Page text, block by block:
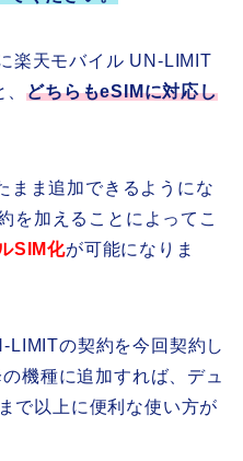
楽天モバイル UN-LIMIT
、どちらもeSIMに対応し
まま追加できるようにな
を加えることによってこ
SIM化が可能になりま
LIMITの契約を今回契約し
機種に追加すれば、デュ
で以上に便利な使い方が